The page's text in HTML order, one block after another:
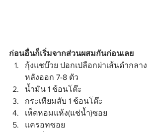
ก่อนอื่นก็เริ่มจากส่วนผสมกันก่อนเลย
กุ้งแชบ๊วย ปอกเปลือกผ่าเส้นดำกลาง
หลังออก 7-8 ตัว
น้ำมัน 1 ช้อนโต๊ะ
กระเทียมสับ 1 ช้อนโต๊ะ
เห็ดหอมแห้ง(แช่น้ำ)ซอย
แครอทซอย